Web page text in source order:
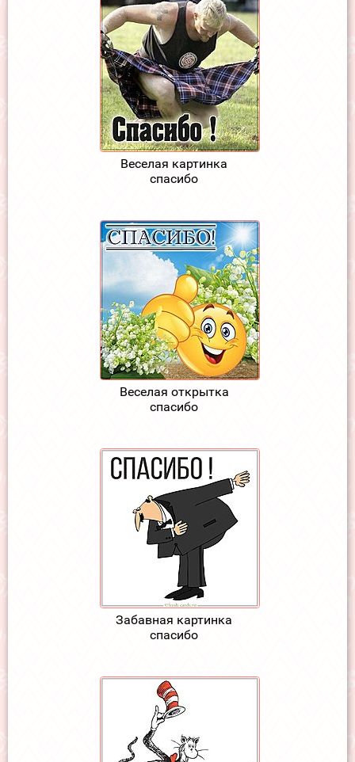
Веселая картинка
спасибо
Веселая открытка
спасибо
Забавная картинка
спасибо